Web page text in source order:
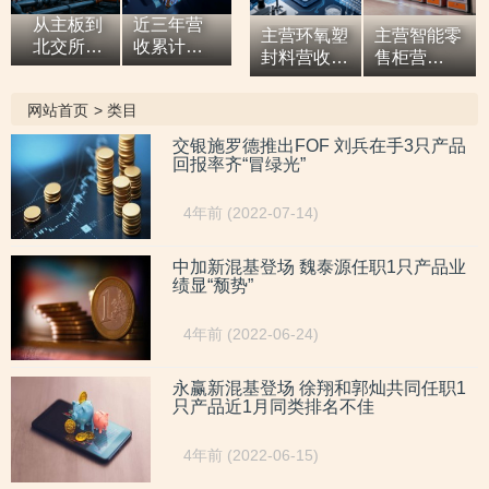
从主板到
北交所，7
亿元营收
服务商两
次撤单，
募投项目
必要性与
核心技术
竞争力
遭“拷问”
近三年营
收累计超9
亿元，拓
场背后外
销收入合
计六百余
万元，辅
导期间参
与高校牵
头的重点
研发项
目，大客
户股东或
与该高校
主营环氧塑
封料营收逐
年增高，应
同行，辅导
期内或向关
击”置出资
主营智能零
售柜营
收“两连
低，自称AI
网站首页 > 类目
交银施罗德推出FOF 刘兵在手3只产品
回报率齐“冒绿光”
4年前 (2022-07-14)
中加新混基登场 魏泰源任职1只产品业
绩显“颓势”
4年前 (2022-06-24)
永赢新混基登场 徐翔和郭灿共同任职1
只产品近1月同类排名不佳
4年前 (2022-06-15)